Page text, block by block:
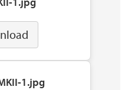
1.jpg